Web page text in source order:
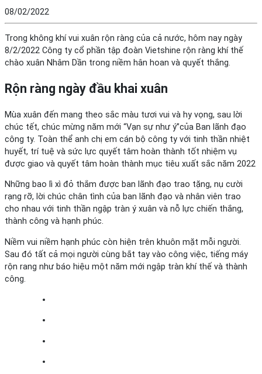
08/02/2022
Trong không khí vui xuân rộn ràng của cả nước, hôm nay ngày
8/2/2022 Công ty cổ phần tập đoàn Vietshine rộn ràng khí thế
chào xuân Nhâm Dần trong niềm hân hoan và quyết thắng.
Rộn ràng ngày đầu khai xuân
Mùa xuân đến mang theo sắc màu tươi vui và hy vọng, sau lời
chúc tết, chúc mừng năm mới “Vạn sự như ý”của Ban lãnh đạo
công ty. Toàn thể anh chị em cán bộ công ty với tinh thần nhiệt
huyết, trí tuệ và sức lực quyết tâm hoàn thành tốt nhiệm vụ
được giao và quyết tâm hoàn thành mục tiêu xuất sắc năm 2022
Những bao lì xì đỏ thắm được ban lãnh đạo trao tặng, nụ cười
rạng rỡ, lời chúc chân tình của ban lãnh đạo và nhân viên trao
cho nhau với tinh thần ngập tràn ý xuân và nỗ lực chiến thắng,
thành công và hạnh phúc.
Niềm vui niềm hạnh phúc còn hiện trên khuôn mặt mỗi người.
Sau đó tất cả mọi người cùng bắt tay vào công việc, tiếng máy
rộn rang như báo hiệu một năm mới ngập tràn khí thế và thành
công.